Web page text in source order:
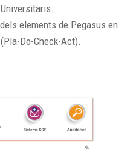
elements de Pegasus en
Do-Check-Act).